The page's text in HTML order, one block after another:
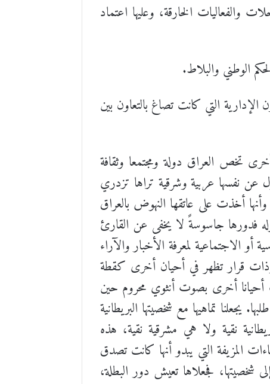
والرحلات والفعاليات الخارقة، وعليها اعتماد
الإدارية التي كانت تصاغ بالتعاون بين
تخص العراق دولة ومجتمعا وثقافة
نفسها عربية وشرقية تراها تزدري
أخذت على عاتقها النهوض بالعراق
فدورها جاسوسةً لا يخفى عن القارئ
أو الاجتماعية لمعرفة الأخبار والآراء
وذات قرار تظهر في أحيان أخرى كقطة
أخرى بصوت أنثوي محروم حين
تماهيها مع شخصيتها البريطانية
نقية ولا هي مشرقية نقية، هذه
المزيفة التي يبدو أنها كانت تصدق
شخصيتها، فجعلاها تعيش دور البطلة،